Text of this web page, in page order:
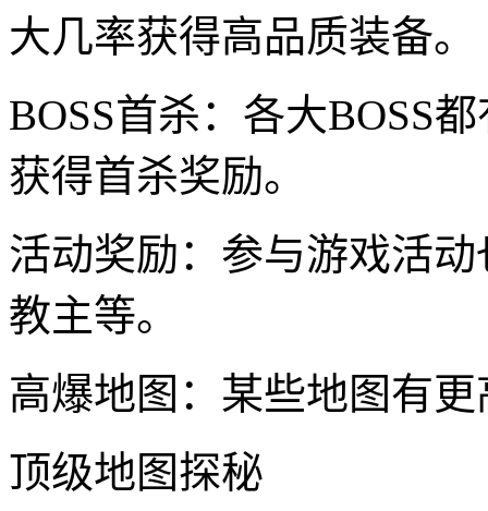
大几率获得高品质装备。
BOSS首杀：各大BOSS
获得首杀奖励。
活动奖励：参与游戏活
教主等。
高爆地图：某些地图有
顶级地图探秘